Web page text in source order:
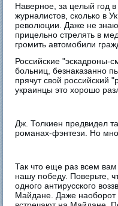
Наверное, за целый год
журналистов, сколько в
революции. Даже не
прицельно стрелять в
громить автомобили
Российские "эскадроны-
больниц, безнаказанно
прячут свой российский
украинцы это хорошо
Дж. Толкиен предвидел
романах-фэнтези. Но
Так что еще раз всем
нашу победу. Поверьте,
одного антирусского
Майдане. Даже наоборот